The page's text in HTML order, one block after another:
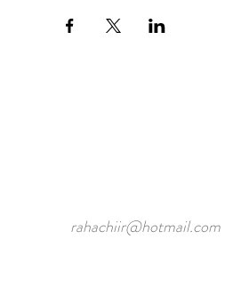
rahachiir@hotmail.com